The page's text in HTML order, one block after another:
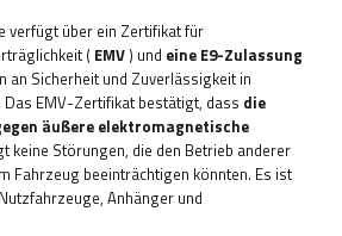
verfügt über ein Zertifikat für
( EMV ) und eine E9-Zulassung
an Sicherheit und Zuverlässigkeit in
EMV-Zertifikat bestätigt, dass die
äußere elektromagnetische
keine Störungen, die den Betrieb anderer
Fahrzeug beeinträchtigen könnten. Es ist
Anhänger und